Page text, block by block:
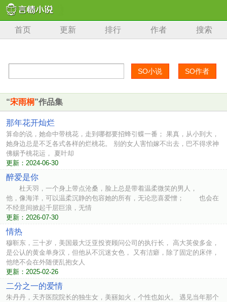
首页 更新 排行 作者 搜索
“宋雨桐”作品集
那年花开灿烂
算命的说，她命中带桃花，走到哪都要招蜂引蝶一番； 果真，从小到大，
她身边总是不乏各式各样的烂桃花。 别的女人害怕嫁不出去，巴不得求神
佛赐予桃花运， 夏叶却
更新：2024-06-30
醉爱是你
杜天羽，一个身上带点沧桑，脸上总是带着温柔微笑的男人，
他，像海洋，可以温柔沉静的包容她的所有，无论悲喜爱憎； 也会在
不经意间掀起千层巨浪，无情
更新：2026-07-30
情热
穆靳东，三十岁，美国最大泛亚投资顾问公司的执行长， 高大英俊多金，
是公认的黄金单身汉，但他从不沉迷女色， 又有洁癖，除了固定的床伴，
他绝不会在外随便乱抱女人
更新：2025-02-26
二分之一的爱情
朱丹丹，天齐医院院长的独生女，美丽如火，个性也如火。 遇见当年那个